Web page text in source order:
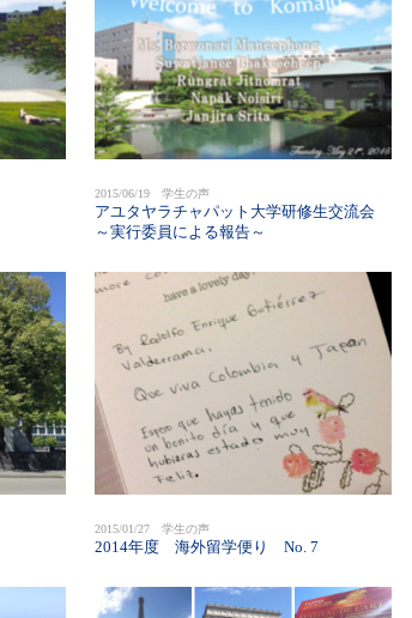
2015/06/19 学生の声
アユタヤラチャパット大学研修生交流会
～実行委員による報告～
2015/01/27 学生の声
2014年度 海外留学便り No. 7